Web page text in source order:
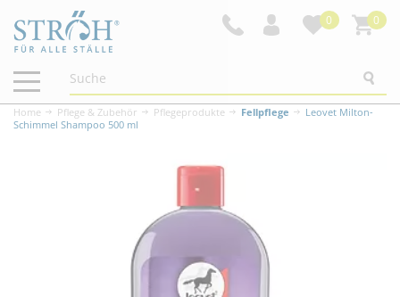
0 0
Navigation
ein-/ausblenden
Home Pflege & Zubehör Pflegeprodukte Fellpflege
Leovet Milton-
Schimmel Shampoo 500 ml